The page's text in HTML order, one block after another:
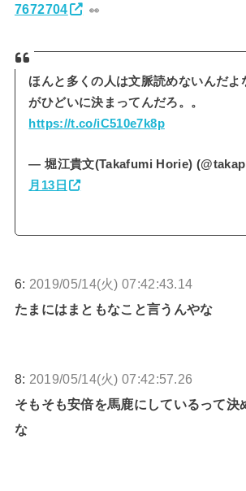
7672704
👀
ほんと多くの人は文脈読めないんだよ
がひどいに決まってんだろ。。
https://t.co/iC510e7k8p
— 堀江貴文(Takafumi Horie)
月13日
6: 2019/05/14(火) 07:42:43.14
たまにはまともなこと言うんやな
8: 2019/05/14(火) 07:42:57.26
そもそも安倍を馬鹿にしているって決
な